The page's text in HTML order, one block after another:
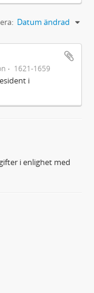
Datum ändrad
1621-1659
i
i enlighet med